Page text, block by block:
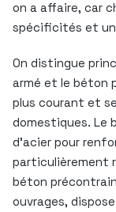
on a affaire, car
spécificités et
On distingue
armé et le béton
plus courant et
domestiques. Le
d’acier pour
particulièrement
béton
ouvrages,